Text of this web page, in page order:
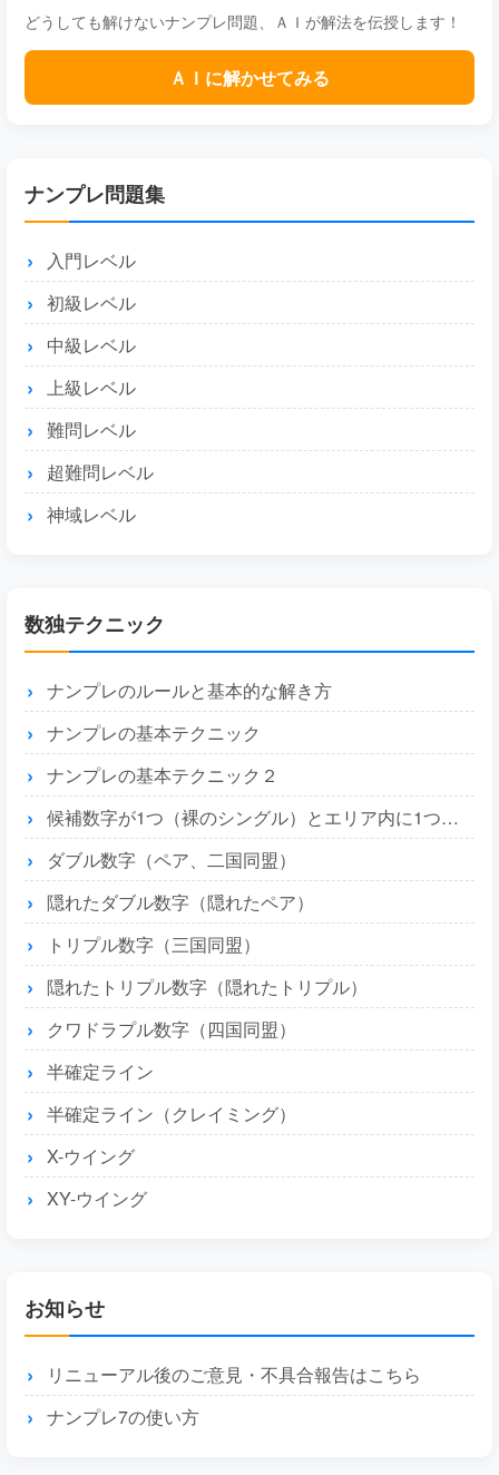
どうしても解けないナンプレ問題、ＡＩが解法を伝授します！
ＡＩに解かせてみる
ナンプレ問題集
入門レベル
初級レベル
中級レベル
上級レベル
難問レベル
超難問レベル
神域レベル
数独テクニック
ナンプレのルールと基本的な解き方
ナンプレの基本テクニック
ナンプレの基本テクニック２
候補数字が1つ（裸のシングル）とエリア内に1つ（隠れたシングル）
ダブル数字（ペア、二国同盟）
隠れたダブル数字（隠れたペア）
トリプル数字（三国同盟）
隠れたトリプル数字（隠れたトリプル）
クワドラプル数字（四国同盟）
半確定ライン
半確定ライン（クレイミング）
X-ウイング
XY-ウイング
お知らせ
リニューアル後のご意見・不具合報告はこちら
ナンプレ7の使い方